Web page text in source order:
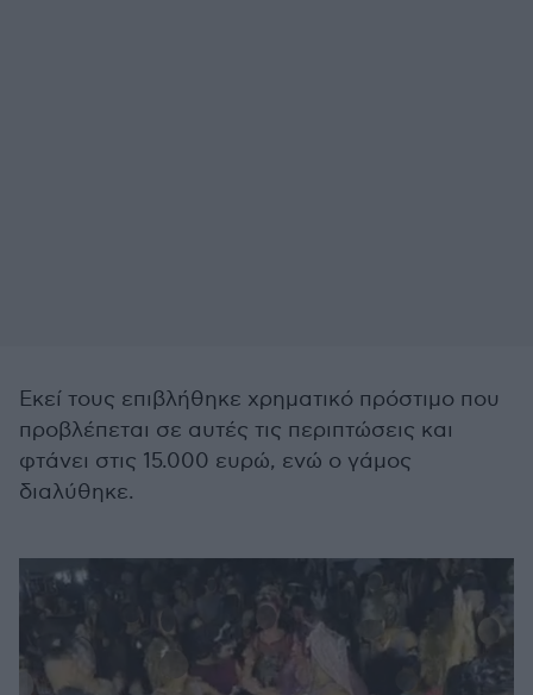
Εκεί τους επιβλήθηκε χρηματικό πρόστιμο που
προβλέπεται σε αυτές τις περιπτώσεις και
φτάνει στις 15.000 ευρώ, ενώ ο γάμος
διαλύθηκε.